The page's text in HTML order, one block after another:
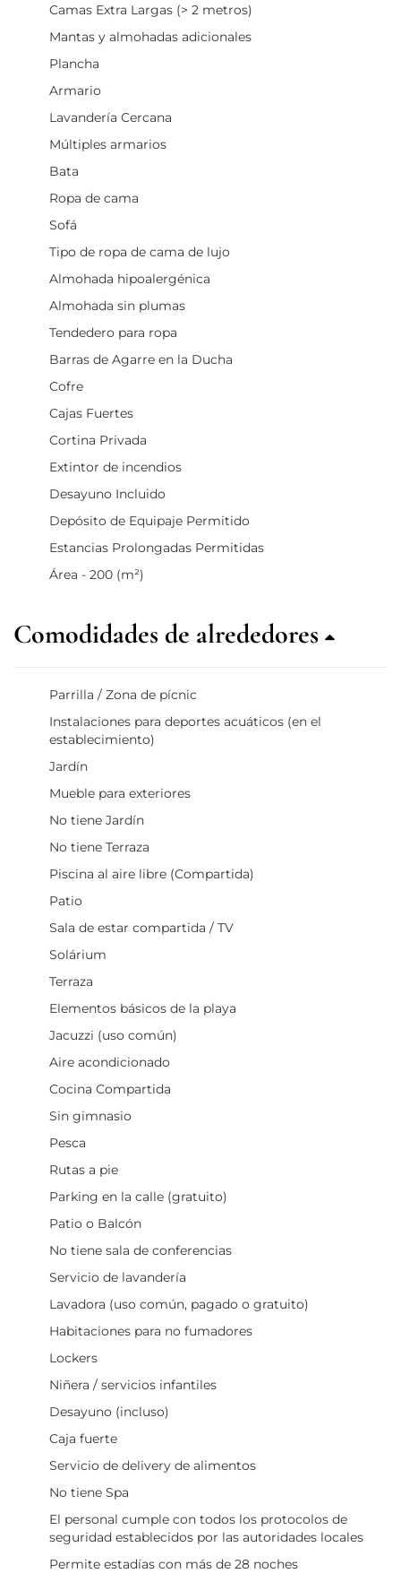
Camas Extra Largas (> 2 metros)
Mantas y almohadas adicionales
Plancha
Armario
Lavandería Cercana
Múltiples armarios
Bata
Ropa de cama
Sofá
Tipo de ropa de cama de lujo
Almohada hipoalergénica
Almohada sin plumas
Tendedero para ropa
Barras de Agarre en la Ducha
Cofre
Cajas Fuertes
Cortina Privada
Extintor de incendios
Desayuno Incluido
Depósito de Equipaje Permitido
Estancias Prolongadas Permitidas
Área - 200 (m²)
Comodidades de alrededores
Parrilla / Zona de pícnic
Instalaciones para deportes acuáticos (en el
establecimiento)
Jardín
Mueble para exteriores
No tiene Jardín
No tiene Terraza
Piscina al aire libre (Compartida)
Patio
Sala de estar compartida / TV
Solárium
Terraza
Elementos básicos de la playa
Jacuzzi (uso común)
Aire acondicionado
Cocina Compartida
Sin gimnasio
Pesca
Rutas a pie
Parking en la calle (gratuito)
Patio o Balcón
No tiene sala de conferencias
Servicio de lavandería
Lavadora (uso común, pagado o gratuito)
Habitaciones para no fumadores
Lockers
Niñera / servicios infantiles
Desayuno (incluso)
Caja fuerte
Servicio de delivery de alimentos
No tiene Spa
El personal cumple con todos los protocolos de
seguridad establecidos por las autoridades locales
Permite estadías con más de 28 noches